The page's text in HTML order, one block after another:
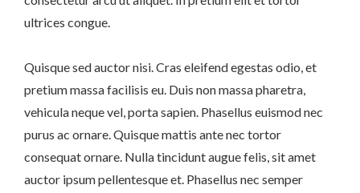
ultrices congue.
Quisque sed auctor nisi. Cras eleifend egestas odio, et
pretium massa facilisis eu. Duis non massa pharetra,
vehicula neque vel, porta sapien. Phasellus euismod nec
purus ac ornare. Quisque mattis ante nec tortor
consequat ornare. Nulla tincidunt augue felis, sit amet
auctor ipsum pellentesque et. Phasellus nec semper